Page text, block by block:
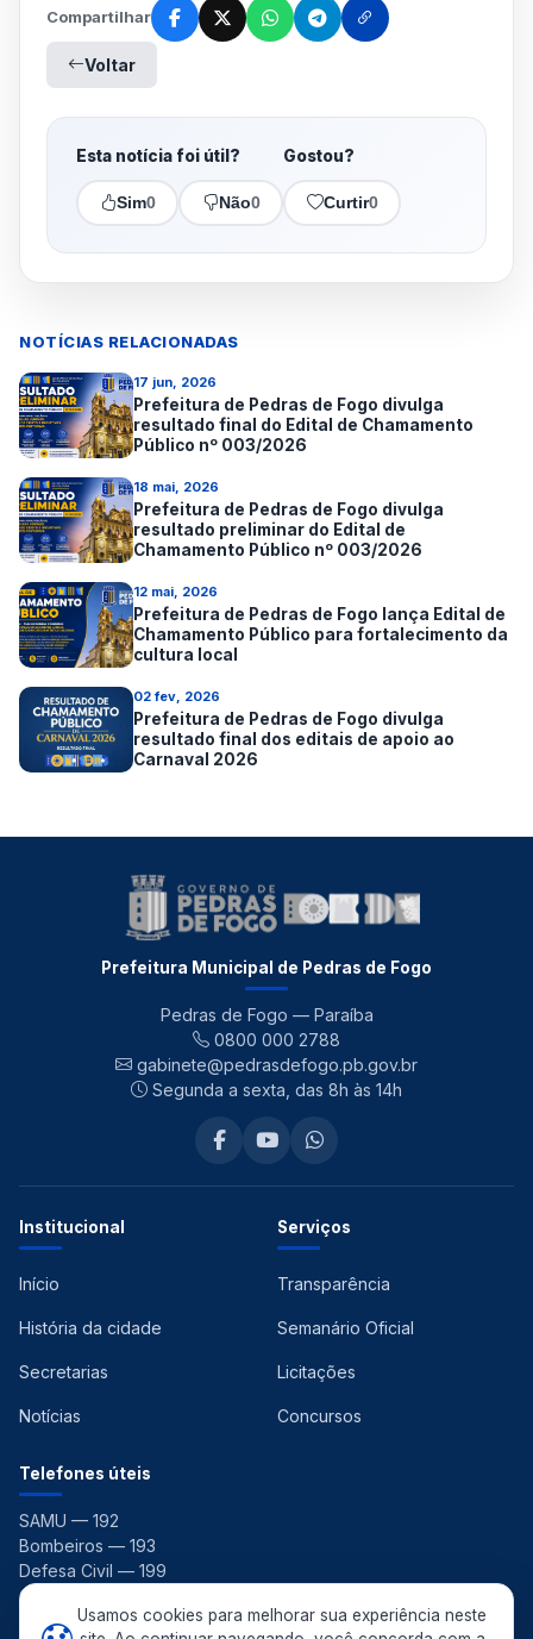
Compartilhar
Voltar
Esta notícia foi útil?
Sim0 Não0
Gostou?
Curtir0
NOTÍCIAS RELACIONADAS
17 jun, 2026
Prefeitura de Pedras de Fogo divulga
resultado final do Edital de Chamamento
Público nº 003/2026
18 mai, 2026
Prefeitura de Pedras de Fogo divulga
resultado preliminar do Edital de
Chamamento Público nº 003/2026
12 mai, 2026
Prefeitura de Pedras de Fogo lança Edital de
Chamamento Público para fortalecimento da
cultura local
02 fev, 2026
Prefeitura de Pedras de Fogo divulga
resultado final dos editais de apoio ao
Carnaval 2026
Prefeitura Municipal de Pedras de Fogo
Pedras de Fogo — Paraíba
0800 000 2788
gabinete@pedrasdefogo.pb.gov.br
Segunda a sexta, das 8h às 14h
Institucional
Início
História da cidade
Secretarias
Notícias
Serviços
Transparência
Semanário Oficial
Licitações
Concursos
Telefones úteis
SAMU — 192
Bombeiros — 193
Defesa Civil — 199
Ouvidoria — 156
Usamos cookies para melhorar sua experiência neste